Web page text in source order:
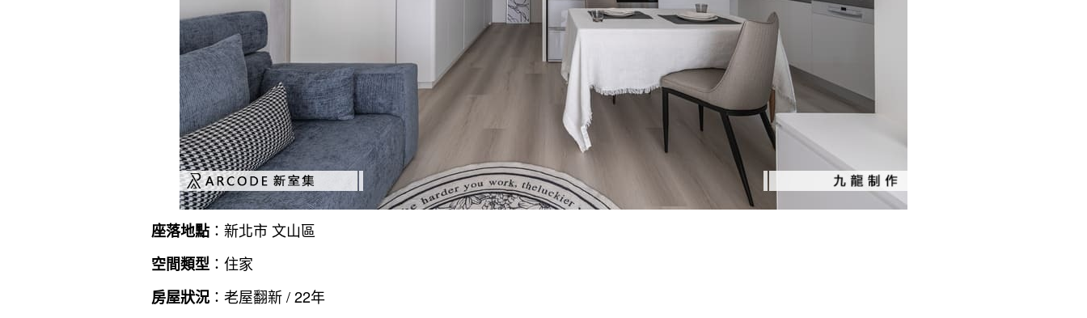
座落地點 ：新北市 文山區
空間類型 ：住家
房屋狀況 ：老屋翻新 / 22年